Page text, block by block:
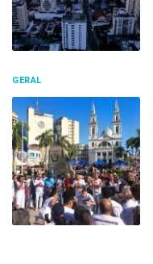
GERAL